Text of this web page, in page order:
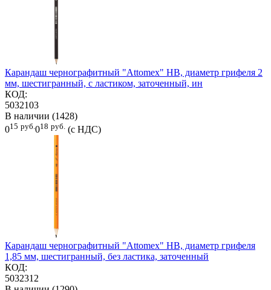
Карандаш чернографитный "Attomex" HB, диаметр грифеля 2
мм, шестигранный, с ластиком, заточенный, ин
КОД:
5032103
В наличии (1428)
015 руб.018 руб. (с НДС)
Карандаш чернографитный "Attomex" HB, диаметр грифеля
1,85 мм, шестигранный, без ластика, заточенный
КОД:
5032312